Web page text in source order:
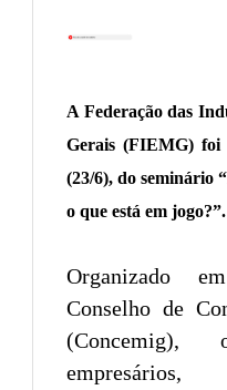
A Federação das
Gerais (FIEMG) foi
(23/6), do seminário
o que está em jogo?”.
Organizado
Conselho de
empresários,